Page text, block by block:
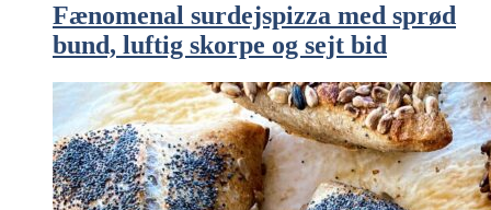
Fænomenal surdejspizza med sprød
bund, luftig skorpe og sejt bid